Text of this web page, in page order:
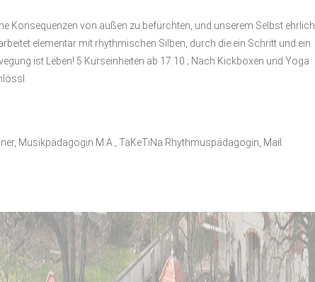
Konsequenzen von außen zu befürchten, und unserem Selbst ehrlich
elementar mit rhythmischen Silben, durch die ein Schritt und ein
ist Leben! 5 Kurseinheiten ab 17.10.; Nach Kickboxen und Yoga
Musikpädagogin M.A., TaKeTiNa Rhythmuspädagogin, Mail: